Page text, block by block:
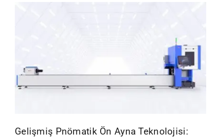
Gelişmiş Pnömatik Ön Ayna Teknolojisi: